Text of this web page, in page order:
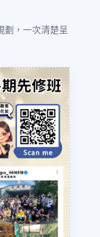
劃，一次清楚呈